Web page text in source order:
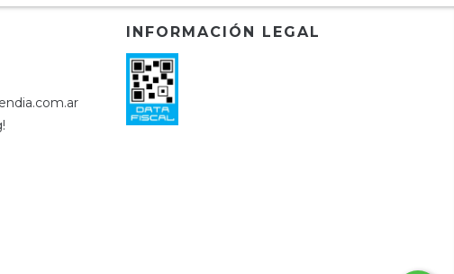
INFORMACIÓN LEGAL